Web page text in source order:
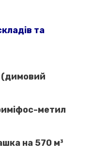
та
метил
на 570 м³